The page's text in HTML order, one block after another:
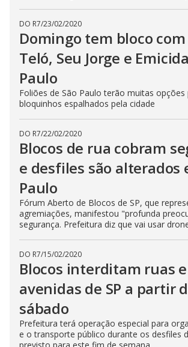
DO R7/23/02/2020
Domingo tem bloco
Teló, Seu Jorge e
Paulo
Foliões de São Paulo terão muitas opções
bloquinhos espalhados pela cidade
DO R7/22/02/2020
Blocos de rua cobram
e desfiles são alterados
Paulo
Fórum Aberto de Blocos de SP, que
agremiações, manifestou "profunda
segurança. Prefeitura diz que vai usar
DO R7/15/02/2020
Blocos interditam ruas e
avenidas de SP a partir
sábado
Prefeitura terá operação especial para
e o transporte público durante os desfiles